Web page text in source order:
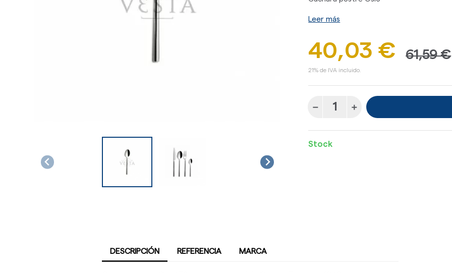
Leer más
40,03 € 61,59 €
21% de IVA incluido.
Stock
DESCRIPCIÓN REFERENCIA MARCA